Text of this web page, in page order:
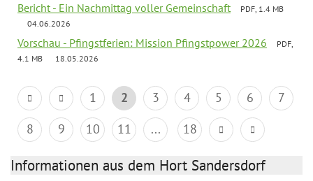
Bericht - Ein Nachmittag voller Gemeinschaft
PDF, 1.4 MB
04.06.2026
Vorschau - Pfingstferien: Mission Pfingstpower 2026
PDF,
4.1 MB
18.05.2026
1 2 3 4 5 6
7
8
9 10 11 ... 18
Informationen aus dem Hort Sandersdorf